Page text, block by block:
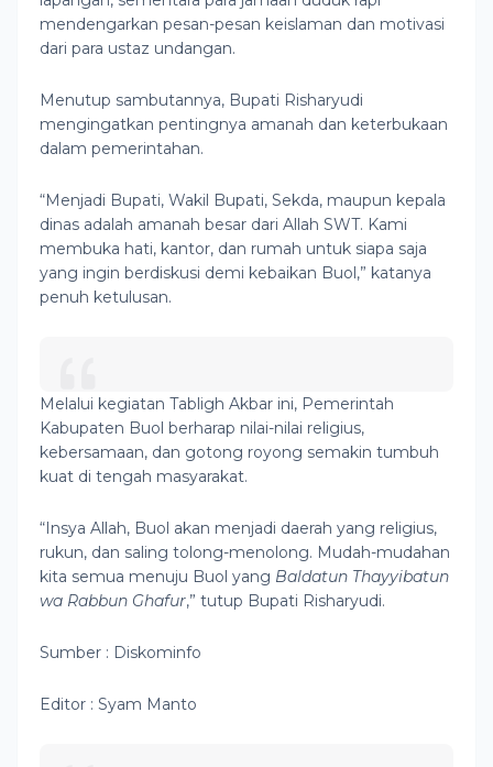
mendengarkan pesan-pesan keislaman dan motivasi
dari para ustaz undangan.
Menutup sambutannya, Bupati Risharyudi
mengingatkan pentingnya amanah dan keterbukaan
dalam pemerintahan.
“Menjadi Bupati, Wakil Bupati, Sekda, maupun kepala
dinas adalah amanah besar dari Allah SWT. Kami
membuka hati, kantor, dan rumah untuk siapa saja
yang ingin berdiskusi demi kebaikan Buol,” katanya
penuh ketulusan.
Melalui kegiatan Tabligh Akbar ini, Pemerintah
Kabupaten Buol berharap nilai-nilai religius,
kebersamaan, dan gotong royong semakin tumbuh
kuat di tengah masyarakat.
“Insya Allah, Buol akan menjadi daerah yang religius,
rukun, dan saling tolong-menolong. Mudah-mudahan
kita semua menuju Buol yang Baldatun Thayyibatun
wa Rabbun Ghafur,” tutup Bupati Risharyudi.
Sumber : Diskominfo
Editor : Syam Manto